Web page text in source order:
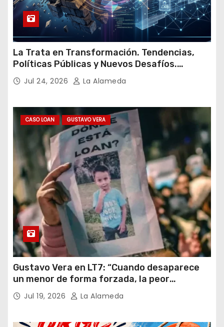
La Trata en Transformación. Tendencias,
Políticas Públicas y Nuevos Desafíos.
Argentina y el Mundo – Julio 2026
Jul 24, 2026 La Alameda
CASO LOAN GUSTAVO VERA
Gustavo Vera en LT7: “Cuando desaparece
un menor de forma forzada, la peor
hipótesis es trata, y así debe seguir
caratulado el caso Loan”
Jul 19, 2026 La Alameda